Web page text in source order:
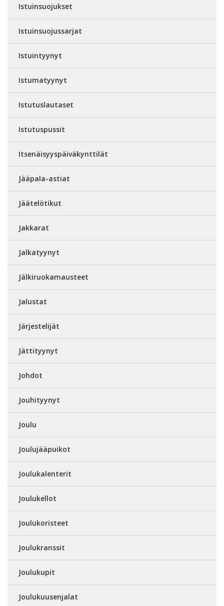
Istuinsuojukset
Istuinsuojussarjat
Istuintyynyt
Istumatyynyt
Istutuslautaset
Istutuspussit
Itsenäisyyspäiväkynttilät
Jääpala-astiat
Jäätelötikut
Jakkarat
Jalkatyynyt
Jälkiruokamausteet
Jalustat
Järjestelijät
Jättityynyt
Johdot
Jouhityynyt
Joulu
Joulujääpuikot
Joulukalenterit
Joulukellot
Joulukoristeet
Joulukranssit
Joulukupit
Joulukuusenjalat